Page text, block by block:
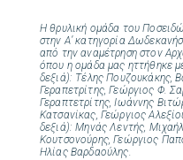
Η θρυλική ομάδα του
στην Α’ κατηγορία
από την αναμέτρηση στον
όπου η ομάδα μας ηττήθηκε
δεξιά): Τέλης Πουζουκάκης,
Γεραπετρίτης, Γεώργιος Φ.
Γεραπτετρίτης, Ιωάννης
Κατσανίκας, Γεώργιος
δεξιά): Μηνάς Λεντής,
Κουτσονούρης, Γεώργιος
Ηλίας Βαρδαούλης.